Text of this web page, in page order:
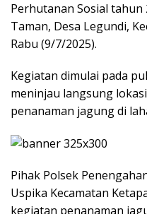
Perhutanan Sosial tahun
Taman, Desa Legundi,
Rabu (9/7/2025).
Kegiatan dimulai pada
meninjau langsung
penanaman jagung di
Pihak Polsek
Uspika Kecamatan
kegiatan penanaman